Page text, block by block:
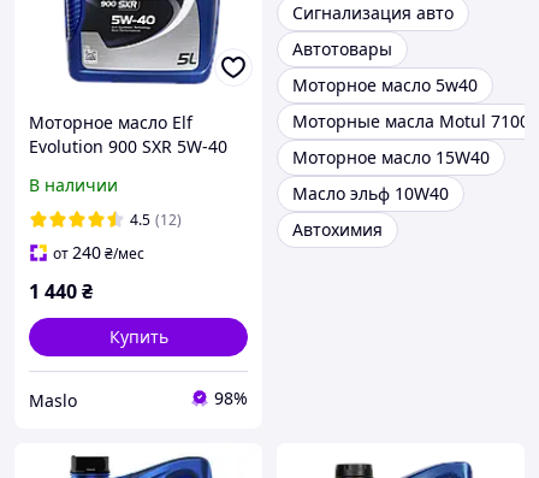
Моторное масло Elf
Evolution 900 SXR 5W-40
В наличии
4.5 (12)
от240₴/мес
1 440₴
Купить
Maslo 98%
Сигнализация авто
Автотовары
Моторное масло 5w40
Моторные масла Motul 7100
Моторное масло 15W40
Масло эльф 10W40
Автохимия